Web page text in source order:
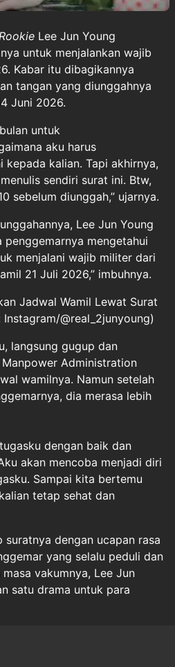
Lee Jun Young
untuk menjalankan wajib
Kabar itu dibagikannya
tangan yang diunggahnya
Juni 2026.
untuk
aku harus
kepada kalian. Tapi akhirnya,
sendiri surat ini. Btw,
sebelum diunggah,” ujarnya.
unggahannya, Lee Jun Young
mengetahui
menjalani wajib militer dari
21 Juli 2026,” imbuhnya.
Jadwal Wamil Lewat Surat
@real_2junyoung)
langsung gugup dan
Administration
wamilnya. Namun setelah
dia merasa lebih
dengan baik dan
akan mencoba menjadi diri
Sampai kita bertemu
tetap sehat dan
suratnya dengan ucapan rasa
yang selalu peduli dan
vakumnya, Lee Jun
satu drama untuk para